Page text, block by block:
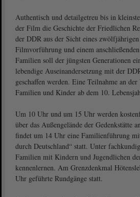
Authentisch und detailgetreu bis in
der Film die Geschichte der Friedlichen
der DDR aus der Sicht eines
Filmvorführung und einem
Familien soll der jüngsten Generationen
lebendige Auseinandersetzung mit der
geschaffen werden. Eine Teilnahme an
Familien und Kinder ab dem 10.
Um 10 Uhr und um 15 Uhr werden
über das Außengelände der Gedenkstätte
findet um 14 Uhr eine Familienführung
durch Deutschland“ statt. Unter
Familien mit Kindern und Jugendlichen
kennenlernen. Am Grenzdenkmal
Uhr geführte Rundgänge statt.